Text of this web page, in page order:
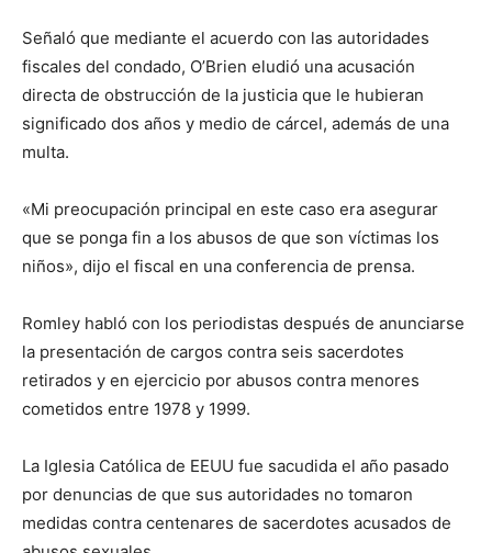
Señaló que mediante el acuerdo con las autoridades
fiscales del condado, O’Brien eludió una acusación
directa de obstrucción de la justicia que le hubieran
significado dos años y medio de cárcel, además de una
multa.
«Mi preocupación principal en este caso era asegurar
que se ponga fin a los abusos de que son víctimas los
niños», dijo el fiscal en una conferencia de prensa.
Romley habló con los periodistas después de anunciarse
la presentación de cargos contra seis sacerdotes
retirados y en ejercicio por abusos contra menores
cometidos entre 1978 y 1999.
La Iglesia Católica de EEUU fue sacudida el año pasado
por denuncias de que sus autoridades no tomaron
medidas contra centenares de sacerdotes acusados de